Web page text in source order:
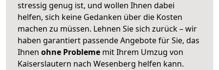
stressig genug ist, und wollen Ihnen dabei
helfen, sich keine Gedanken über die Kosten
machen zu müssen. Lehnen Sie sich zurück – wir
haben garantiert passende Angebote für Sie, das
Ihnen ohne Probleme mit Ihrem Umzug von
Kaiserslautern nach Wesenberg helfen kann.